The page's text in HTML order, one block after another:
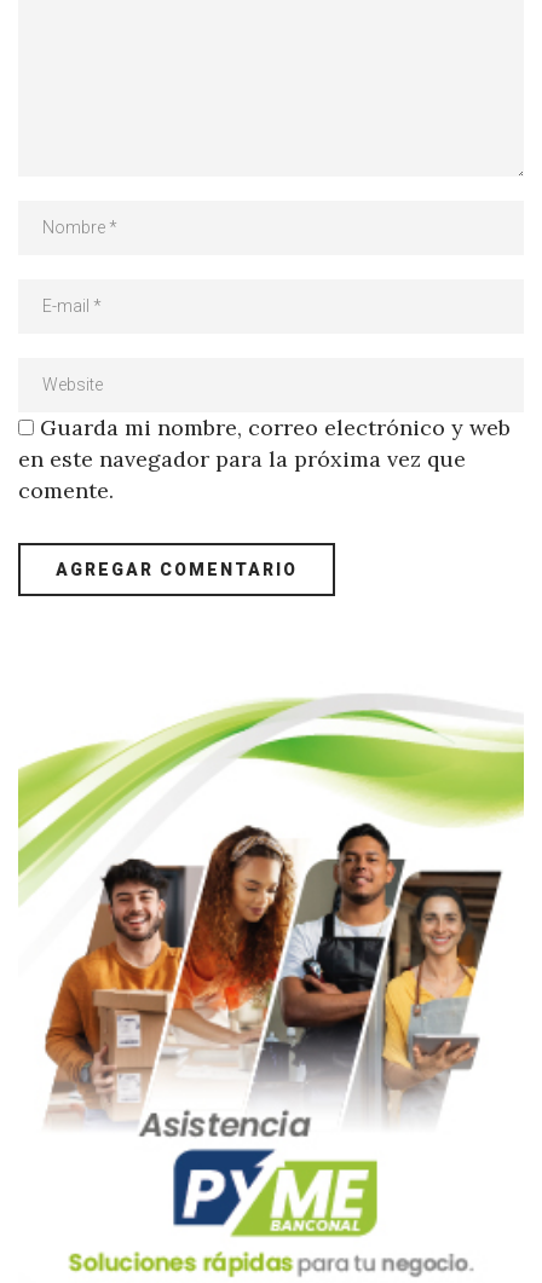
Guarda mi nombre, correo electrónico y web
en este navegador para la próxima vez que
comente.